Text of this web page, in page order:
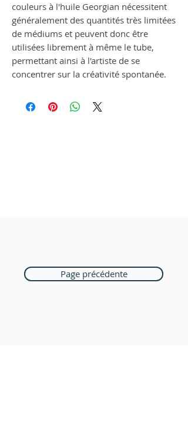
couleurs à l'huile Georgian nécessitent
généralement des quantités très limitées
de médiums et peuvent donc être
utilisées librement à même le tube,
permettant ainsi à l'artiste de se
concentrer sur la créativité spontanée.
Page précédente